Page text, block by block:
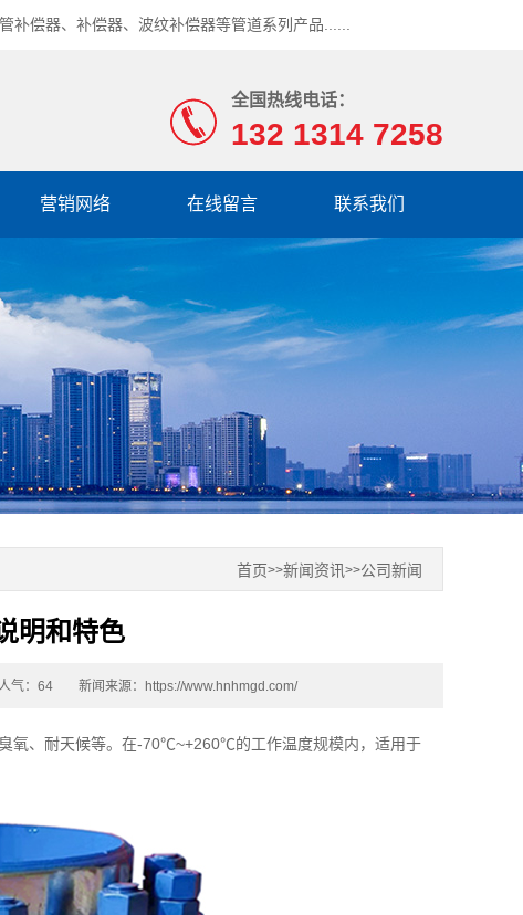
补偿器、 补偿器、 波纹补偿器等管道系列产品......
全国热线电话：
132 1314 7258
营销网络 在线留言 联系我们
首页>>新闻资讯>>公司新闻
明和特色
气：64 新闻来源： https://www.hnhmgd.com/
氧、耐天候等。在-70℃~+260℃的工作温度规模内，适用于